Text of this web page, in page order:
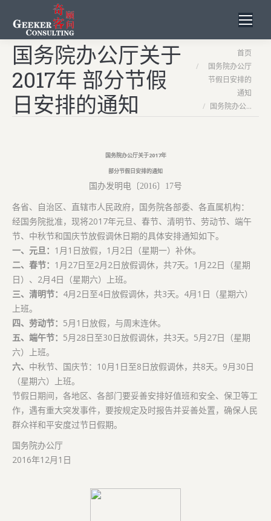
国务院办公厅关于
2017年 部分节假
日安排的通知
首页
国务院办公厅
节假日安排的
通知
国务院办公…
国务院办公厅关于2017年
部分节假日安排的通知
国办发明电〔2016〕17号
各省、自治区、直辖市人民政府，国务院各部委、各直属机构：
经国务院批准，现将2017年元旦、春节、清明节、劳动节、端午
节、中秋节和国庆节放假调休日期的具体安排通知如下。
一、元旦： 1月1日放假，1月2日（星期一）补休。
二、春节： 1月27日至2月2日放假调休，共7天。1月22日（星期
日）、2月4日（星期六）上班。
三、清明节： 4月2日至4日放假调休，共3天。4月1日（星期六）
上班。
四、劳动节： 5月1日放假，与周末连休。
五、 端午节： 5月28日至30日放假调休，共3天。5月27日（星期
六）上班。
六、 中秋节、国庆节：10月1日至8日放假调休，共8天。9月30日
（星期六）上班。
节假日期间，各地区、各部门要妥善安排好值班和安全、保卫等工
作，遇有重大突发事件，要按规定及时报告并妥善处置，确保人民
群众祥和平安度过节日假期。
国务院办公厅
2016年12月1日